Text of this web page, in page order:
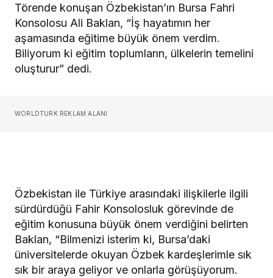
Törende konuşan Özbekistan’ın Bursa Fahri
Konsolosu Ali Baklan, “İş hayatımın her
aşamasında eğitime büyük önem verdim.
Biliyorum ki eğitim toplumların, ülkelerin temelini
oluşturur” dedi.
WORLDTURK REKLAM ALANI
Özbekistan ile Türkiye arasındaki ilişkilerle ilgili
sürdürdüğü Fahir Konsolosluk görevinde de
eğitim konusuna büyük önem verdiğini belirten
Baklan, “Bilmenizi isterim ki, Bursa’daki
üniversitelerde okuyan Özbek kardeşlerimle sık
sık bir araya geliyor ve onlarla görüşüyorum.